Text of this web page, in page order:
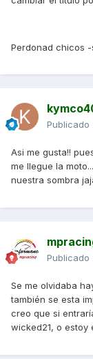
Perdonad chicos
Publicado
Asi me gusta!!
me llegue la
nuestra sombra
Publicado
Se me olvidaba
también se esta
creo que si
wicked21, o estoy